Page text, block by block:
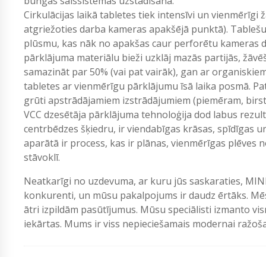
Cirkulācijas laikā tabletes tiek intensīvi un vienmērīgi
atgriežoties darba kameras apakšējā punktā).
plūsmu, kas nāk no apakšas caur perforētu
pārklājuma materiālu bieži uzklāj mazās partijās,
samazināt par 50% (vai pat vairāk), gan ar
tabletes ar vienmērīgu pārklājumu īsā laika posmā.
grūti apstrādājamiem izstrādājumiem (piemēram,
VCC dzesētāja pārklājuma tehnoloģija dod labus
centrbēdzes šķiedru, ir viendabīgas krāsas, spīdīgas
aparātā ir process, kas ir plānas, vienmērīgas
stāvoklī.
Neatkarīgi no uzdevuma, ar kuru jūs saskaraties,
konkurenti, un mūsu pakalpojums ir daudz ērtāks.
ātri izpildām pasūtījumus. Mūsu speciālisti izmanto
iekārtas. Mums ir viss nepieciešamais modernai